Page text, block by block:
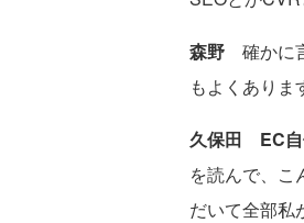
森野 確かに
もよくありま
久保田 EC
を読んで、こ
だいて全部私